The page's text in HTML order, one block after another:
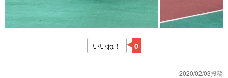
いいね！ 0
2020/02/03投稿